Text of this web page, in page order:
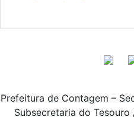
Prefeitura de Contagem –
Subsecretaria do